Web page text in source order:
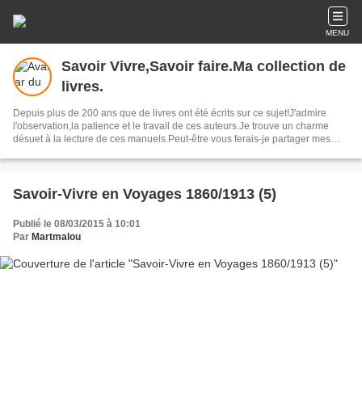
MENU
Savoir Vivre,Savoir faire.Ma collection de
livres.
Depuis plus de 200 ans que de livres ont été écrits sur ce sujet!J'admire
l'observation,la patience et le travail de ces auteurs.Je trouve un charme
désuet à la lecture de ces manuels.Peut-être vous ferais-je partager mes
Savoir-Vivre en Voyages 1860/1913 (5)
Publié le 08/03/2015 à 10:01
Par Martmalou